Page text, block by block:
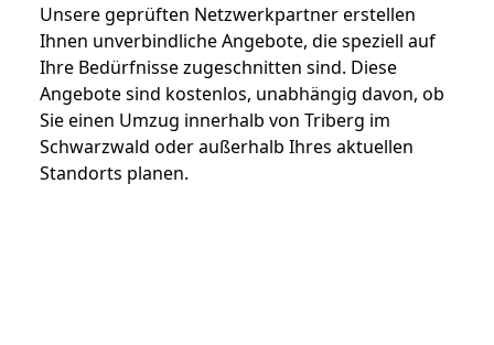
Unsere geprüften Netzwerkpartner erstellen
Ihnen unverbindliche Angebote, die speziell auf
Ihre Bedürfnisse zugeschnitten sind. Diese
Angebote sind kostenlos, unabhängig davon, ob
Sie einen Umzug innerhalb von Triberg im
Schwarzwald oder außerhalb Ihres aktuellen
Standorts planen.